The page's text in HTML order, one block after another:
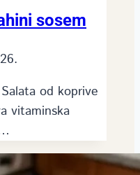
sosem
od koprive
vitaminska